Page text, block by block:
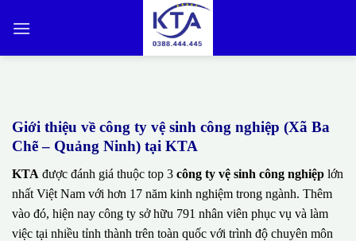
qua
Giới thiệu về công ty vệ sinh công nghiệp (Xã Ba
Chẽ – Quảng Ninh) tại KTA
KTA được đánh giá thuộc top 3 công ty vệ sinh công nghiệp lớn
nhất Việt Nam với hơn 17 năm kinh nghiệm trong ngành. Thêm
vào đó, hiện nay công ty sở hữu 791 nhân viên phục vụ và làm
việc tại nhiều tỉnh thành trên toàn quốc với trình độ chuyên môn